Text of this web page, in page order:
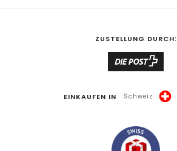
ZUSTELLUNG DURCH:
EINKAUFEN IN Schweiz